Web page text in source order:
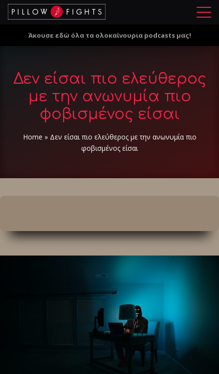
Μ
ο
Άκουσε εδώ όλα τα ολοκαίνουρια podcasts μας!
Δεν είσαι πιο ελεύθερος
με την ανωνυμία πιο
φοβισμένος είσαι
Home » Δεν είσαι πιο ελεύθερος με την ανωνυμία πιο
φοβισμένος είσαι